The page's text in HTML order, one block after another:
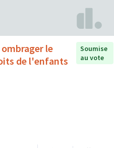
le
de l'enfants
Soumise
au vote